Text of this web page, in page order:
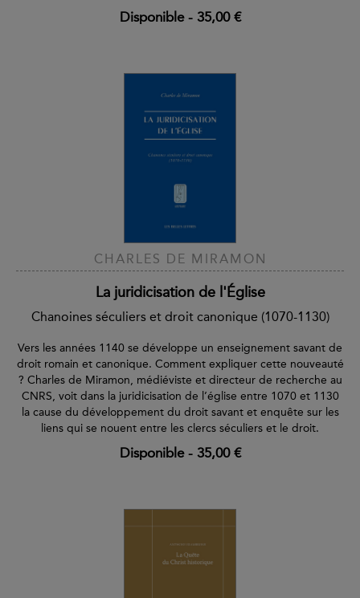
Disponible- 35,00 €
CHARLES DE MIRAMON
La juridicisation de l'Église
Chanoines séculiers et droit canonique (1070-1130)
Vers les années 1140 se développe un enseignement savant de
droit romain et canonique. Comment expliquer cette nouveauté
? Charles de Miramon, médiéviste et directeur de recherche au
CNRS, voit dans la juridicisation de l’église entre 1070 et 1130
la cause du développement du droit savant et enquête sur les
liens qui se nouent entre les clercs séculiers et le droit.
Disponible- 35,00 €